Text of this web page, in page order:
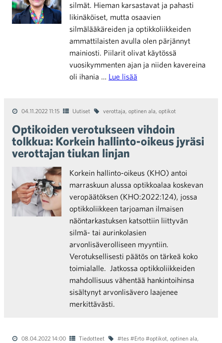
silmät. Hieman karsastavat ja pahasti
likinäköiset, mutta osaavien
silmälääkäreiden ja optikkoliikkeiden
ammattilaisten avulla olen pärjännyt
mainiosti. Piilarit olivat käytössä
vuosikymmenten ajan ja niiden kavereina
oli ihania … Lue lisää
04.11.2022 11:15 Uutiset verottaja, optinen ala, optikot
Optikoiden verotukseen vihdoin
tolkkua: Korkein hallinto-oikeus jyräsi
verottajan tiukan linjan
Korkein hallinto-oikeus (KHO) antoi
marraskuun alussa optikkoalaa koskevan
veropäätöksen (KHO:2022:124), jossa
optikkoliikkeen tarjoaman ilmaisen
näöntarkastuksen katsottiin liittyvän
silmä- tai aurinkolasien
arvonlisäverolliseen myyntiin.
Verotuksellisesti päätös on tärkeä koko
toimialalle. Jatkossa optikkoliikkeiden
mahdollisuus vähentää hankintoihinsa
sisältynyt arvonlisävero laajenee
merkittävästi.
08.04.2022 14:00 Tiedotteet #tes #Erto #optikot, optinen ala,